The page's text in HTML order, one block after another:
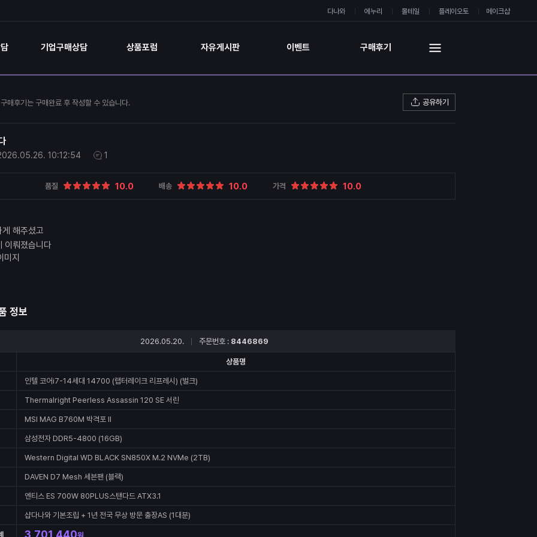
다나와 에누리 몰테일 플레이오토 메이크샵
기업구매상담 상품포럼 자유게시판 이벤트 구매후기
구매후기는 구매완료 후 작성할 수 있습니다. 공유하기
10:12:54 1
품질 10.0 배송 10.0 가격 10.0
해주셨고
이뤄졌습니다
정보
2026.05.20. 주문번호 : 8446869
상품명
인텔 코어i7-14세대 14700 (랩터레이크 리프레시) (벌크)
Thermalright Peerless Assassin 120 SE 서린
MSI MAG B760M 박격포 II
삼성전자 DDR5-4800 (16GB)
Western Digital WD BLACK SN850X M.2 NVMe (2TB)
DAVEN D7 Mesh 세븐팬 (블랙)
엔티스 ES 700W 80PLUS스탠다드 ATX3.1
샵다나와 기본조립 + 1년 전국 무상 방문 출장AS (1대분)
3,701,440